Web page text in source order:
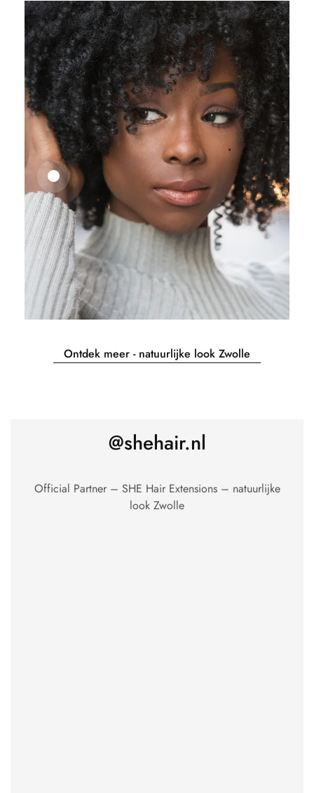
25,41 27,83€
Ontdek meer - natuurlijke look Zwolle
@shehair.nl
Official Partner – SHE Hair Extensions – natuurlijke
look Zwolle